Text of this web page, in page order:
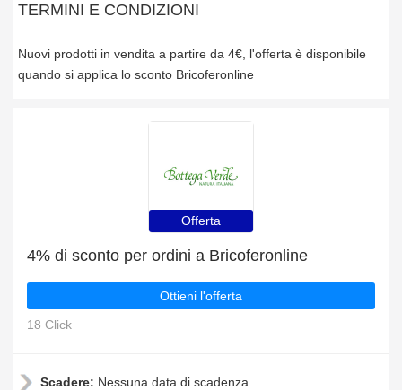
TERMINI E CONDIZIONI
Nuovi prodotti in vendita a partire da 4€, l'offerta è disponibile
quando si applica lo sconto Bricoferonline
Offerta
4% di sconto per ordini a Bricoferonline
Ottieni l'offerta
18 Click
Scadere: Nessuna data di scadenza